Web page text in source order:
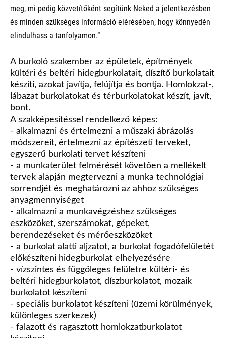
meg, mi pedig közvetítőként segítünk Neked a jelentkezésben
és minden szükséges információ elérésében, hogy könnyedén
elindulhass a tanfolyamon.”
A burkoló szakember az épületek, építmények
kültéri és beltéri hidegburkolatait, díszítő burkolatait
készíti, azokat javítja, felújítja és bontja. Homlokzat-,
lábazat burkolatokat és térburkolatokat készít, javít,
bont.
A szakképesítéssel rendelkező képes:
- alkalmazni és értelmezni a műszaki ábrázolás
módszereit, értelmezni az építészeti terveket,
egyszerű burkolati tervet készíteni
- a munkaterület felmérését követően a mellékelt
tervek alapján megtervezni a munka technológiai
sorrendjét és meghatározni az ahhoz szükséges
anyagmennyiséget
- alkalmazni a munkavégzéshez szükséges
eszközöket, szerszámokat, gépeket,
berendezéseket és mérőeszközöket
- a burkolat alatti aljzatot, a burkolat fogadófelületét
előkészíteni hidegburkolat elhelyezésére
- vízszintes és függőleges felületre kültéri- és
beltéri hidegburkolatot, díszburkolatot, mozaik
burkolatot készíteni
- speciális burkolatot készíteni (üzemi körülmények,
különleges szerkezek)
- falazott és ragasztott homlokzatburkolatot